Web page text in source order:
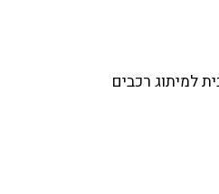
למיתוג רכבים